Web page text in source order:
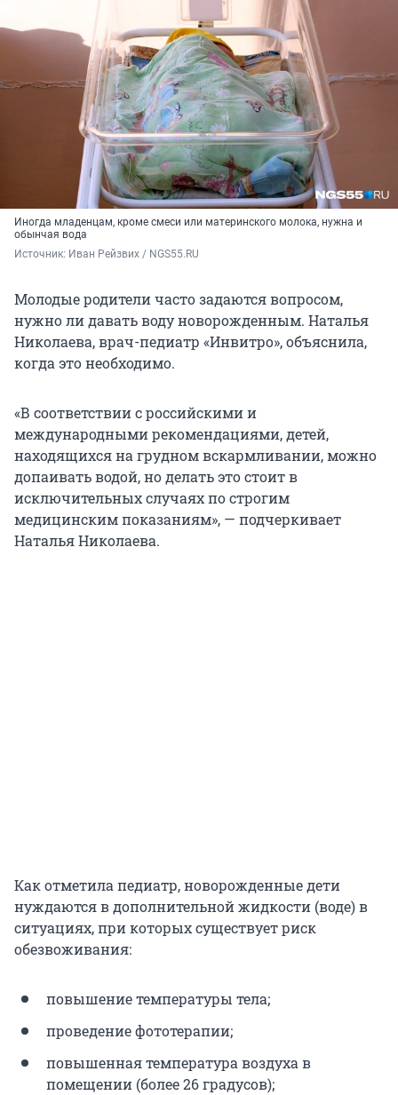
Иногда младенцам, кроме смеси или материнского молока, нужна и
обынчая вода
Источник: Иван Рейзвих / NGS55.RU
Молодые родители часто задаются вопросом,
нужно ли давать воду новорожденным. Наталья
Николаева, врач-педиатр «Инвитро», объяснила,
когда это необходимо.
«В соответствии с российскими и
международными рекомендациями, детей,
находящихся на грудном вскармливании, можно
допаивать водой, но делать это стоит в
исключительных случаях по строгим
медицинским показаниям», — подчеркивает
Наталья Николаева.
Как отметила педиатр, новорожденные дети
нуждаются в дополнительной жидкости (воде) в
ситуациях, при которых существует риск
обезвоживания:
повышение температуры тела;
проведение фототерапии;
повышенная температура воздуха в
помещении (более 26 градусов);